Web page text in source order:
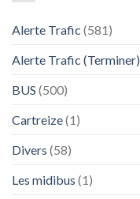
Alerte Trafic (581)
Alerte Trafic (Terminer)
BUS (500)
Cartreize(1)
Divers (58)
Les midibus (1)